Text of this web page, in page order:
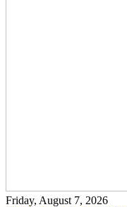
Friday, August 7, 2026